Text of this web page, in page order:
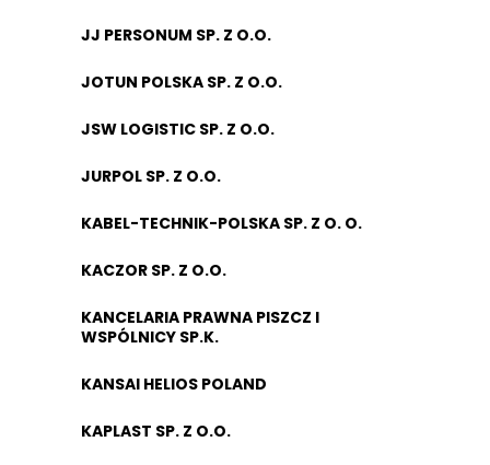
JJ PERSONUM SP. Z O.O.
JOTUN POLSKA SP. Z O.O.
JSW LOGISTIC SP. Z O.O.
JURPOL SP. Z O.O.
KABEL-TECHNIK-POLSKA SP. Z O. O.
KACZOR SP. Z O.O.
KANCELARIA PRAWNA PISZCZ I
WSPÓLNICY SP.K.
KANSAI HELIOS POLAND
KAPLAST SP. Z O.O.